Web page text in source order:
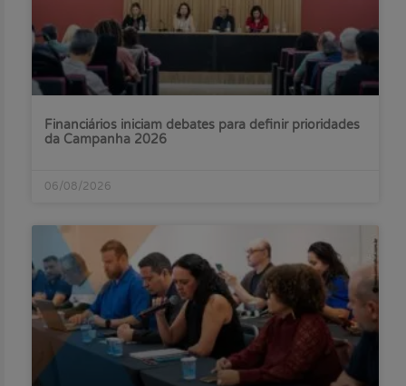
Financiários iniciam debates para definir prioridades
da Campanha 2026
06/08/2026